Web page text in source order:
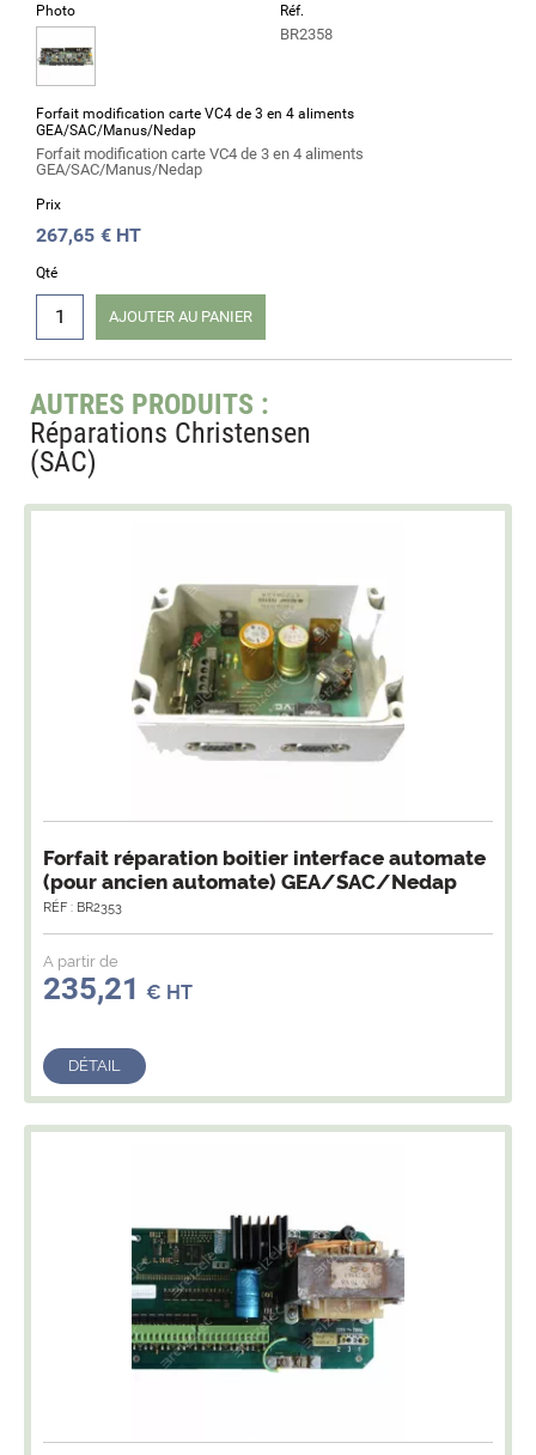
Réf.
BR2358
Photo
Forfait modification carte VC4 de 3 en 4 aliments
GEA/SAC/Manus/Nedap
Forfait modification carte VC4 de 3 en 4 aliments
GEA/SAC/Manus/Nedap
Prix
267,65 € HT
Qté
AJOUTER AU PANIER
AUTRES PRODUITS :
Réparations Christensen
(SAC)
Forfait réparation boitier interface automate
(pour ancien automate) GEA/SAC/Nedap
RÉF : BR2353
A partir de
235,21 € HT
DÉTAIL